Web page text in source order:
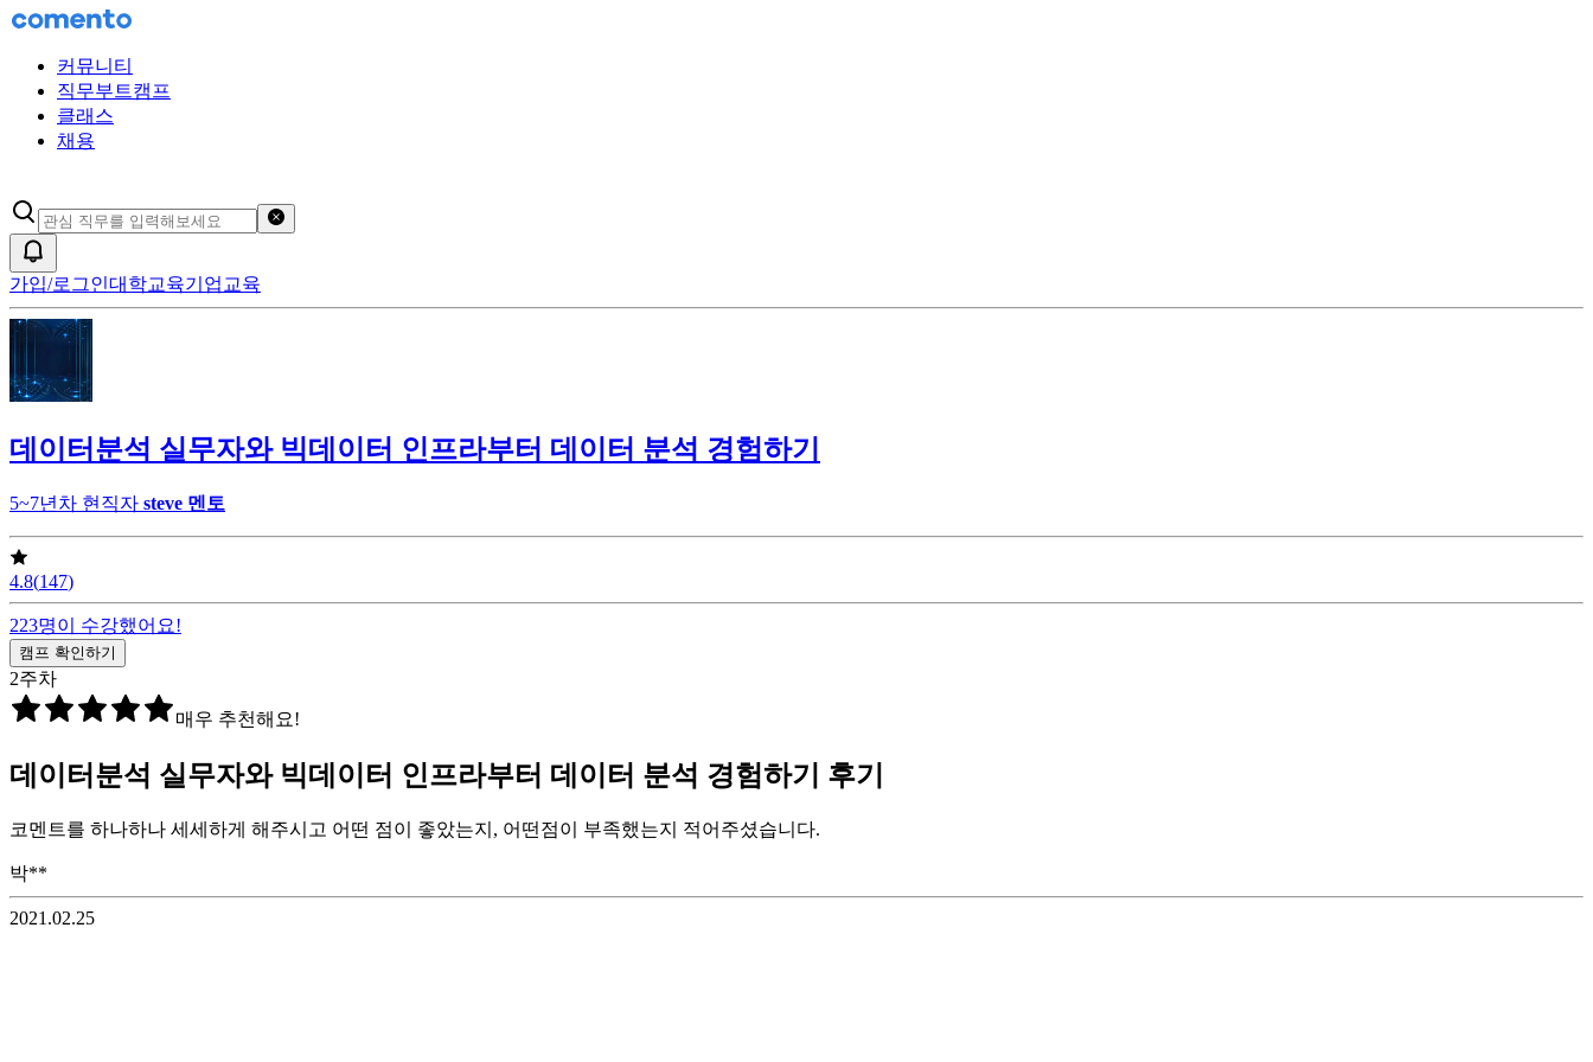
커뮤니티
직무부트캠프
클래스
채용
가입/로그인대학교육기업교육
데이터분석 실무자와 빅데이터 인프라부터 데이터 분석 경험하기
5~7년차 현직자 steve 멘토
4.8(147)
223명이 수강했어요!
캠프 확인하기
2주차
매우 추천해요!
데이터분석 실무자와 빅데이터 인프라부터 데이터 분석 경험하기 후기
코멘트를 하나하나 세세하게 해주시고 어떤 점이 좋았는지, 어떤점이 부족했는지 적어주셨습니다.
박**
2021.02.25